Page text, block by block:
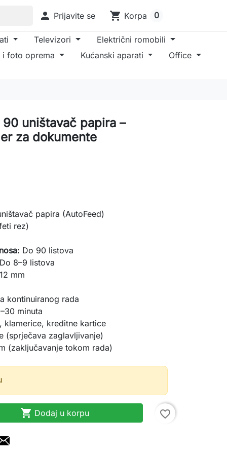
 Prijavite se shopping_cart Korpa 0
Televizori
Električni romobili
i foto oprema
Kućanski aparati Office
uništavač papira –
za dokumente
papira (AutoFeed)
rez)
Do 90 listova
8–9 listova
mm
kontinuiranog rada
minuta
klamerice, kreditne kartice
(sprječava zaglavljivanje)
(zaključavanje tokom rada)
 Dodaj u korpu favorite_border